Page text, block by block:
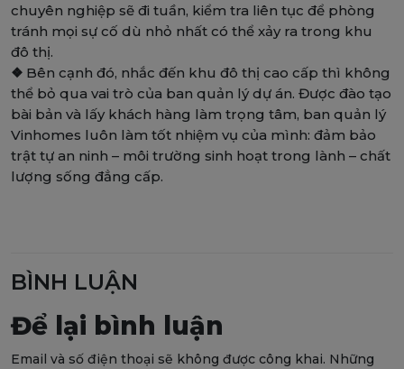
chuyên nghiệp sẽ đi tuần, kiểm tra liên tục để phòng
tránh mọi sự cố dù nhỏ nhất có thể xảy ra trong khu
đô thị.
❖ Bên cạnh đó, nhắc đến khu đô thị cao cấp thì không
thể bỏ qua vai trò của ban quản lý dự án. Được đào tạo
bài bản và lấy khách hàng làm trọng tâm, ban quản lý
Vinhomes luôn làm tốt nhiệm vụ của mình: đảm bảo
trật tự an ninh – môi trường sinh hoạt trong lành – chất
lượng sống đẳng cấp.
BÌNH LUẬN
Để lại bình luận
Email và số điện thoại sẽ không được công khai. Những